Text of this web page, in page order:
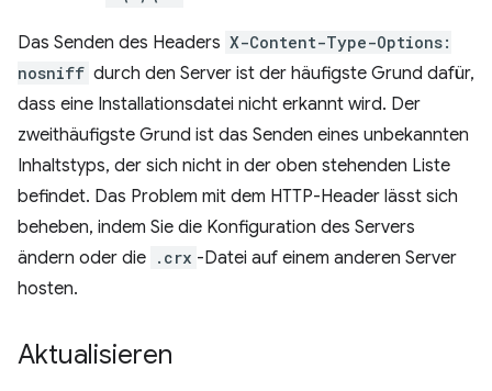
Das Senden des Headers X-Content-Type-Options:
nosniff durch den Server ist der häufigste Grund dafür,
dass eine Installationsdatei nicht erkannt wird. Der
zweithäufigste Grund ist das Senden eines unbekannten
Inhaltstyps, der sich nicht in der oben stehenden Liste
befindet. Das Problem mit dem HTTP-Header lässt sich
beheben, indem Sie die Konfiguration des Servers
ändern oder die .crx -Datei auf einem anderen Server
hosten.
Aktualisieren